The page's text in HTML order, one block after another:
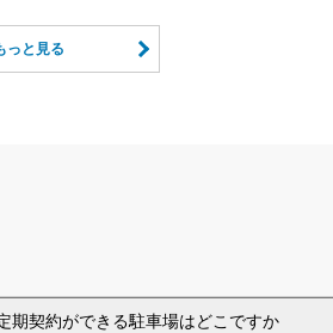
っと見る
期契約ができる駐車場はどこですか